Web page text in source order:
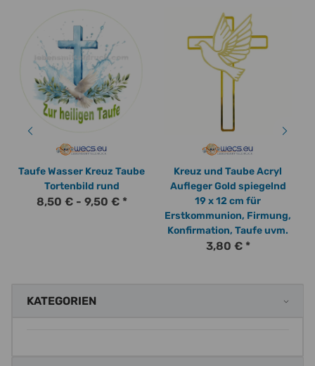
Taufe Wasser Kreuz Taube
Tortenbild rund
8,50 € - 9,50 € *
Kreuz und Taube Acryl
Aufleger Gold spiegelnd
19 x 12 cm für
Erstkommunion, Firmung,
Konfirmation, Taufe uvm.
3,80 € *
KATEGORIEN